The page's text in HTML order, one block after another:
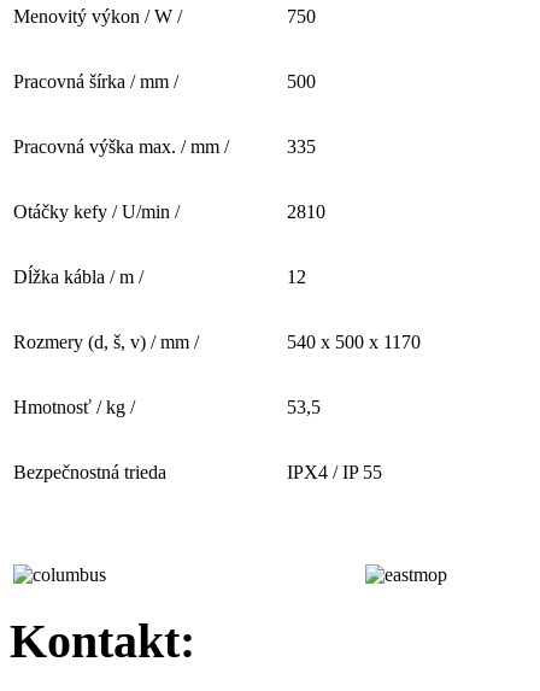
Menovitý výkon / W / 750
Pracovná šírka / mm / 500
Pracovná výška max. / mm / 335
Otáčky kefy / U/min / 2810
Dĺžka kábla / m / 12
Rozmery (d, š, v) / mm / 540 x 500 x 1170
Hmotnosť / kg / 53,5
Bezpečnostná trieda IPX4 / IP 55
Kontakt: